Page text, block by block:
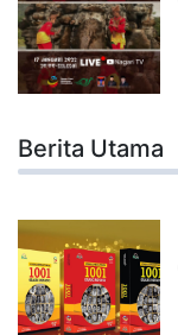
Berita Utama